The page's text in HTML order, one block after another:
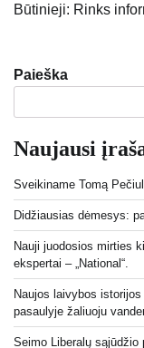
Būtinieji: Rinks
Paieška
Naujausi
Sveikiname Tomą
Didžiausias dėmesys:
Nauji juodosios mirties
ekspertai – „National“.
Naujos laivybos
pasaulyje žaliuoju
Seimo Liberalų sąjūdžio